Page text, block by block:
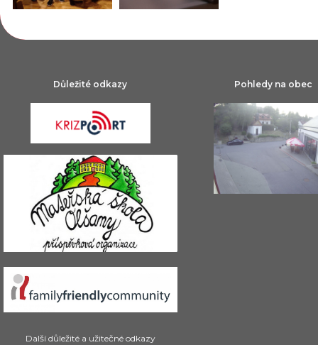
Důležité odkazy
Další důležité a užitečné odkazy
Pohledy na obec